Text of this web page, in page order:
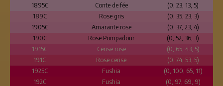
1895C Conte de fée
(0, 23, 13, 5)
189C
Rose gris
(0, 35, 23, 3)
1905C
Amarante rose
(0, 37, 23, 4)
190C
Rose Pompadour
(0, 52, 36, 3)
1915C
Cerise rose
(0, 65, 43, 5)
191C
Rose cerise
(0, 74, 53, 5)
1925C
Fushia
(0, 100, 65, 11)
192C
Fushia
(0, 97, 69, 9)